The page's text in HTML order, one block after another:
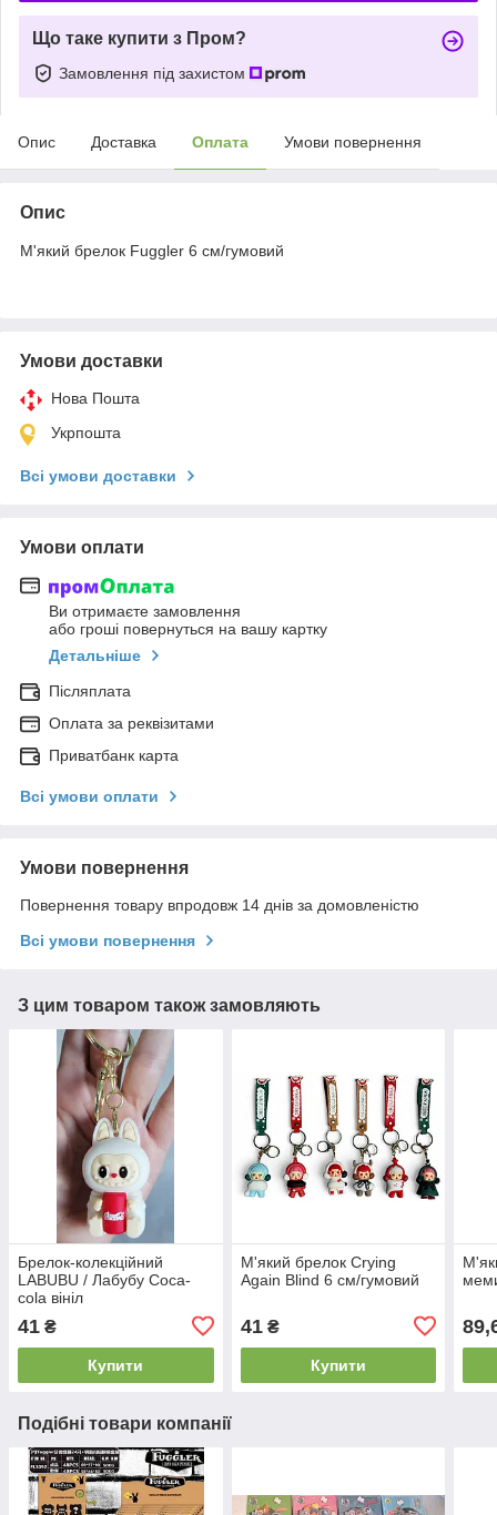
Що таке купити з Пром?
Замовлення під захистом
Опис Доставка Оплата Умови повернення
Опис
М'який брелок Fuggler 6 см/гумовий
Умови доставки
Нова Пошта
Укрпошта
Всі умови доставки
Умови оплати
Ви отримаєте замовлення
або гроші повернуться на вашу картку
Детальніше
Післяплата
Оплата за реквізитами
Приватбанк карта
Всі умови оплати
Умови повернення
Повернення товару впродовж 14 днів за домовленістю
Всі умови повернення
З цим товаром також замовляють
Брелок-колекційний
LABUBU / Лабубу Coca-
cola вініл
41 ₴
Купити
М'який брелок Crying
Again Blind 6 см/гумовий
41₴
Купити
Подібні товари компанії